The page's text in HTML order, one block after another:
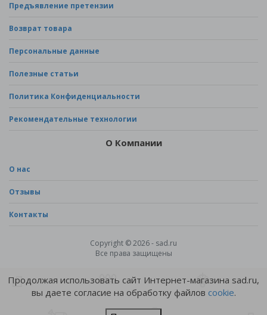
Предъявление претензии
Возврат товара
Персональные данные
Полезные статьи
Политика Конфиденциальности
Рекомендательные технологии
О Компании
О нас
Отзывы
Контакты
Copyright © 2026 - sad.ru
Все права защищены
Продолжая использовать сайт Интернет-магазина sad.ru,
вы даете согласие на обработку файлов cookie.